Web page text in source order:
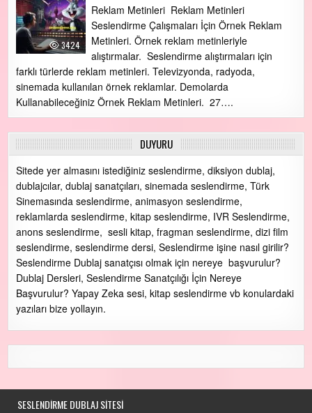
3424
Reklam Metinleri Reklam Metinleri
Seslendirme Çalışmaları İçin Örnek Reklam
Metinleri. Örnek reklam metinleriyle
alıştırmalar. Seslendirme alıştırmaları için
farklı türlerde reklam metinleri. Televizyonda, radyoda,
sinemada kullanılan örnek reklamlar. Demolarda
Kullanabileceğiniz Örnek Reklam Metinleri. 27….
DUYURU
Sitede yer almasını istediğiniz seslendirme, diksiyon dublaj,
dublajcılar, dublaj sanatçıları, sinemada seslendirme, Türk
Sinemasında seslendirme, animasyon seslendirme,
reklamlarda seslendirme, kitap seslendirme, IVR Seslendirme,
anons seslendirme, sesli kitap, fragman seslendirme, dizi film
seslendirme, seslendirme dersi, Seslendirme işine nasıl girilir?
Seslendirme Dublaj sanatçısı olmak için nereye başvurulur?
Dublaj Dersleri, Seslendirme Sanatçılığı İçin Nereye
Başvurulur? Yapay Zeka sesi, kitap seslendirme vb konulardaki
yazıları bize yollayın.
SESLENDIRME DUBLAJ SITESI